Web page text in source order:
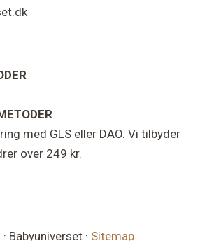
med GLS eller DAO. Vi tilbyder
over 249 kr.
Babyuniverset · Sitemap